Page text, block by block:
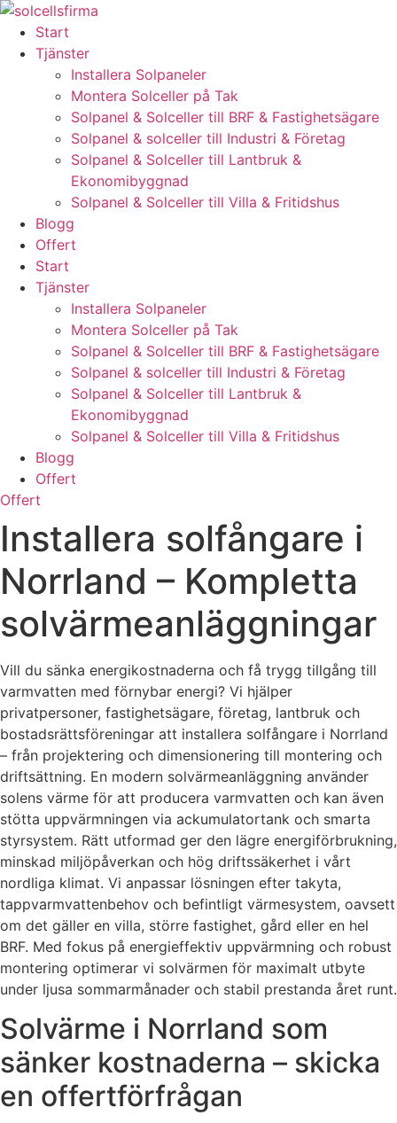
Skip
content
Start
Tjänster
Installera Solpaneler
Montera Solceller på Tak
Solpanel & Solceller till BRF & Fastighetsägare
Solpanel & solceller till Industri & Företag
Solpanel & Solceller till Lantbruk &
Ekonomibyggnad
Solpanel & Solceller till Villa & Fritidshus
Blogg
Offert
Start
Tjänster
Installera Solpaneler
Montera Solceller på Tak
Solpanel & Solceller till BRF & Fastighetsägare
Solpanel & solceller till Industri & Företag
Solpanel & Solceller till Lantbruk &
Ekonomibyggnad
Solpanel & Solceller till Villa & Fritidshus
Blogg
Offert
Offert
Installera solfångare i
Norrland – Kompletta
solvärmeanläggningar
Vill du sänka energikostnaderna och få trygg tillgång till
varmvatten med förnybar energi? Vi hjälper
privatpersoner, fastighetsägare, företag, lantbruk och
bostadsrättsföreningar att installera solfångare i Norrland
– från projektering och dimensionering till montering och
driftsättning. En modern solvärmeanläggning använder
solens värme för att producera varmvatten och kan även
stötta uppvärmningen via ackumulatortank och smarta
styrsystem. Rätt utformad ger den lägre energiförbrukning,
minskad miljöpåverkan och hög driftssäkerhet i vårt
nordliga klimat. Vi anpassar lösningen efter takyta,
tappvarmvattenbehov och befintligt värmesystem, oavsett
om det gäller en villa, större fastighet, gård eller en hel
BRF. Med fokus på energieffektiv uppvärmning och robust
montering optimerar vi solvärmen för maximalt utbyte
under ljusa sommarmånader och stabil prestanda året runt.
Solvärme i Norrland som
sänker kostnaderna – skicka
en offertförfrågan